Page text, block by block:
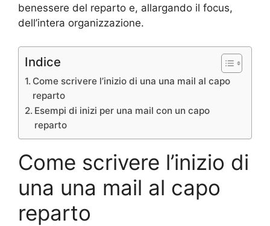
benessere del reparto e, allargando il focus,
dell’intera organizzazione.
Indice
Come scrivere l’inizio di una una mail al capo
reparto
Esempi di inizi per una mail con un capo
reparto
Come scrivere l’inizio di
una una mail al capo
reparto